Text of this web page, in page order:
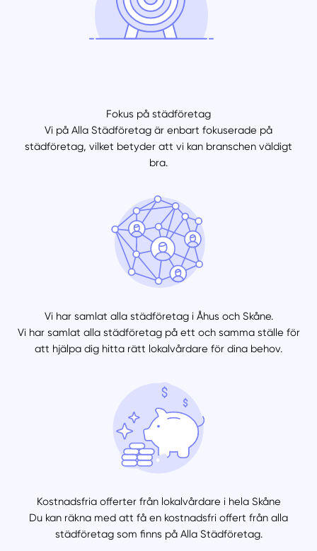
Fokus på städföretag
Vi på Alla Städföretag är enbart fokuserade på
städföretag, vilket betyder att vi kan branschen väldigt
bra.
Vi har samlat alla städföretag i Åhus och Skåne.
Vi har samlat alla städföretag på ett och samma ställe för
att hjälpa dig hitta rätt lokalvårdare för dina behov.
Kostnadsfria offerter från lokalvårdare i hela Skåne
Du kan räkna med att få en kostnadsfri offert från alla
städföretag som finns på Alla Städföretag.